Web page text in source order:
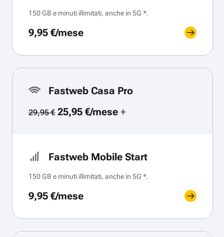
150 GB e minuti illimitati, anche in 5G *.
9,95 €/mese
Fastweb Casa Pro
29,95 €25,95 €/mese+
Fastweb Mobile Start
150 GB e minuti illimitati, anche in 5G *.
9,95 €/mese